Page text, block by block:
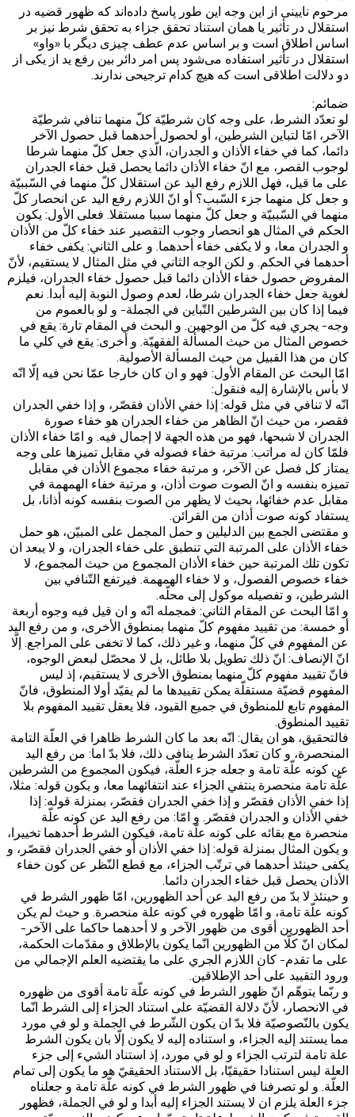
مرحوم نایینی از این وجه این طور پاسخ داده‌اند که ظهور قضیه در
استقلال در تأثیر یا همان استناد تحقق جزاء به تحقق شرط نیز بر
اساس اطلاق است و بر اساس عدم عطف چیزی دیگر با «واو»
استقلال در تأثیر استفاده می‌شود پس امر دائر بین رفع ید از یکی از
دو دلالت اطلاقی است که هیچ کدام ترجیحی ندارند.
ضمائم:
لو تعدّد الشرط، على وجه كان شرطيّة كلّ منهما تنافي شرطيّة
الآخر، امّا لتباين الشرطين، أو لحصول أحدهما قبل حصول الآخر
دائما، كما في خفاء الأذان و الجدران، الّذي جعل كلّ منهما شرطا
لوجوب القصر، مع انّ خفاء الأذان دائما يحصل قبل خفاء الجدران
على ما قيل، فهل اللازم رفع اليد عن استقلال كلّ منهما في السّببيّة
و جعل كل منهما جزء السّبب؟ أو انّ اللازم رفع اليد عن انحصار كلّ
منهما في السّببيّة و جعل كلّ منهما سببا مستقلا. فعلى الأول: يكون
الحكم في المثال هو انحصار وجوب التقصير عند خفاء كلّ من الأذان
و الجدران معا، و لا يكفى خفاء أحدهما. و على الثاني: يكفى خفاء
أحدهما في الحكم. و لكن الوجه الثاني في مثل المثال لا يستقيم، لأنّ
المفروض حصول خفاء الأذان دائما قبل حصول خفاء الجدران، فيلزم
لغوية جعل خفاء الجدران شرطا، لعدم وصول النوبة إليه أبدا. نعم
فيما إذا كان بين الشرطين التّباين في الجملة- و لو بالعموم من
وجه- يجري فيه كلّ من الوجهين. و البحث في المقام تارة: يقع في
خصوص المثال من حيث المسألة الفقهيّة. و أخرى: يقع في كلي ما
كان من هذا القبيل من حيث المسألة الأصولية.
امّا البحث عن المقام الأول: فهو و ان كان خارجا عمّا نحن فيه إلّا انّه
لا بأس بالإشارة إليه فنقول:
انّه لا تنافي في مثل قوله: إذا خفي الأذان فقصّر، و إذا خفي الجدران
فقصر، من حيث انّ الظاهر من خفاء الجدران هو خفاء صورة
الجدران لا شبحها، فهو من هذه الجهة لا إجمال فيه. و امّا خفاء الأذان
فلمّا كان له مراتب: مرتبة خفاء فصوله في مقابل تميزها على وجه
يمتاز كل فصل عن الآخر، و مرتبة خفاء مجموع الأذان في مقابل
تميزه بنفسه و انّ الصوت صوت أذان، و مرتبة خفاء الهمهمة في
مقابل عدم خفائها، بحيث لا يظهر من الصوت بنفسه كونه أذانا، بل
يستفاد كونه صوت أذان من القرائن.
و مقتضى الجمع بين الدليلين و حمل المجمل على المبيّن، هو حمل
خفاء الأذان على المرتبة التي تنطبق على خفاء الجدران، و لا يبعد ان
تكون تلك المرتبة حين خفاء الأذان المجموع من حيث المجموع، لا
خفاء خصوص الفصول، و لا خفاء الهمهمة. فيرتفع التّنافي بين
الشرطين، و تفصيله موكول إلى محلّه.
و امّا البحث عن المقام الثاني: فمجمله انّه و ان قيل فيه وجوه أربعة
أو خمسة: من تقييد مفهوم كلّ منهما بمنطوق الأخرى، و من رفع اليد
عن المفهوم في كلّ منهما، و غير ذلك، كما لا تخفى على المراجع. إلّا
انّ الإنصاف: انّ ذلك تطويل بلا طائل، بل لا محصّل لبعض الوجوه،
فانّ تقييد مفهوم كلّ منهما بمنطوق الأخرى لا يستقيم، إذ ليس
المفهوم قضيّة مستقلّة يمكن تقييدها ما لم يقيّد أولا المنطوق، فانّ
المفهوم تابع للمنطوق في جميع القيود، فلا يعقل تقييد المفهوم بلا
تقييد المنطوق.
فالتحقيق، هو ان يقال: انّه بعد ما كان الشرط ظاهرا في العلّة التامة
المنحصرة، و كان تعدّد الشرط ينافى ذلك، فلا بدّ اما: من رفع اليد
عن كونه علّة تامة و جعله جزء العلّة، فيكون المجموع من الشرطين
علّة تامة منحصرة ينتفي الجزاء عند انتفائهما معا، و يكون قوله: مثلا،
إذا خفي الأذان فقصّر و إذا خفي الجدران‏ فقصّر، بمنزلة قوله: إذا
خفي الأذان و الجدران فقصّر. و امّا: من رفع اليد عن كونه علّة
منحصرة مع بقائه على كونه علّة تامة، فيكون الشرط أحدهما تخييرا،
و يكون المثال بمنزلة قوله: إذا خفي الأذان أو خفي الجدران فقصّر، و
يكفى حينئذ أحدهما في ترتّب الجزاء، مع قطع النّظر عن كون خفاء
الأذان يحصل قبل خفاء الجدران دائما.
و حينئذ لا بدّ من رفع اليد عن أحد الظهورين، امّا ظهور الشرط في
كونه علّة تامة، و امّا ظهوره في كونه علة منحصرة. و حيث لم يكن
أحد الظهورين أقوى من ظهور الآخر و لا أحدهما حاكما على الآخر-
لمكان انّ كلّا من الظهورين انّما يكون بالإطلاق و مقدّمات الحكمة،
على ما تقدم- كان اللازم الجري على ما يقتضيه العلم الإجمالي من
ورود التقييد على أحد الإطلاقين.
و ربّما يتوهّم انّ ظهور الشرط في كونه علّة تامة أقوى من ظهوره
في الانحصار، لأنّ دلالة القضيّة على استناد الجزاء إلى الشرط انّما
يكون بالنّصوصيّة فلا بدّ ان يكون الشّرط في الجملة و لو في مورد
مما يستند إليه الجزاء، و استناده إليه لا يكون إلّا بان يكون الشرط
علة تامة لترتب الجزاء و لو في مورد، إذ استناد الشي‏ء إلى جزء
العلة ليس استنادا حقيقيّا، بل الاستناد الحقيقيّ هو ما يكون إلى تمام
العلّة. و لو تصرفنا في ظهور الشرط في كونه علّة تامة و جعلناه
جزء العلة يلزم ان لا يستند الجزاء إليه أبدا و لو في الجملة، فظهور